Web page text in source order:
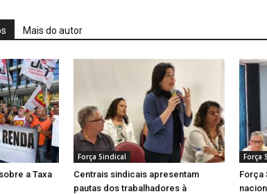
Mais do autor
a Taxa
Força Sindical
Centrais sindicais apresentam
pautas dos trabalhadores à
Força
Força